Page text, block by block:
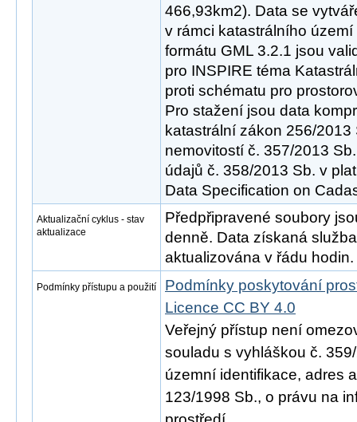
466,93km2). Data se
v rámci katastrálního
formátu GML 3.2.1 jsou
pro INSPIRE téma
proti schématu pro
Pro stažení jsou data
katastrální zákon 256/
nemovitostí č. 357/2013
údajů č. 358/2013 Sb. v
Data Specification on
Aktualizační cyklus - stav
aktualizace
Předpřipravené soubory
denně. Data získaná
aktualizována v řádu hodin.
Podmínky přístupu a použití
Podmínky poskytování
Licence CC BY 4.0
Veřejný přístup není
souladu s vyhláškou č.
územní identifikace, adres
123/1998 Sb., o právu na